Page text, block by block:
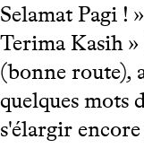
Selamat Pagi !
Terima Kasih »
(bonne route),
quelques mots
s'élargir